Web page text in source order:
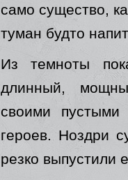
само существо,
туман будто
Из темноты
длинный,
своими
героев. Ноздри
резко выпустили